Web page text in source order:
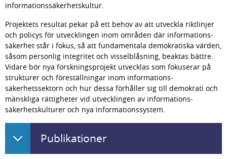
informationssäkerhetskultur.
Projektets resultat pekar på ett behov av att utveckla riktlinjer
och policys för utvecklingen inom områden där informations­
säkerhet står i fokus, så att fundamentala demokratiska värden,
såsom personlig integritet och vissel­blåsning, beaktas bättre.
Vidare bör nya forsknings­­projekt utvecklas som fokuserar på
strukturer och föreställningar inom informa­tions­
säkerhetssektorn och hur dessa förhåller sig till demokrati och
mänskliga rättigheter vid utvecklingen av informations­
säkerhetskulturer och nya informations­system.
Publikationer